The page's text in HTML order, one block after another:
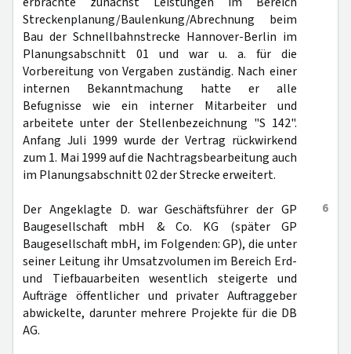
Streckenplanung/Baulenkung/Abrechnung beim
Bau der Schnellbahnstrecke Hannover-Berlin im
Planungsabschnitt 01 und war u. a. für die
Vorbereitung von Vergaben zuständig. Nach einer
internen Bekanntmachung hatte er alle
Befugnisse wie ein interner Mitarbeiter und
arbeitete unter der Stellenbezeichnung "S 142".
Anfang Juli 1999 wurde der Vertrag rückwirkend
zum 1. Mai 1999 auf die Nachtragsbearbeitung auch
im Planungsabschnitt 02 der Strecke erweitert.
6
Der Angeklagte D. war Geschäftsführer der GP
Baugesellschaft mbH & Co. KG (später GP
Baugesellschaft mbH, im Folgenden: GP), die unter
seiner Leitung ihr Umsatzvolumen im Bereich Erd-
und Tiefbauarbeiten wesentlich steigerte und
Aufträge öffentlicher und privater Auftraggeber
abwickelte, darunter mehrere Projekte für die DB
AG.